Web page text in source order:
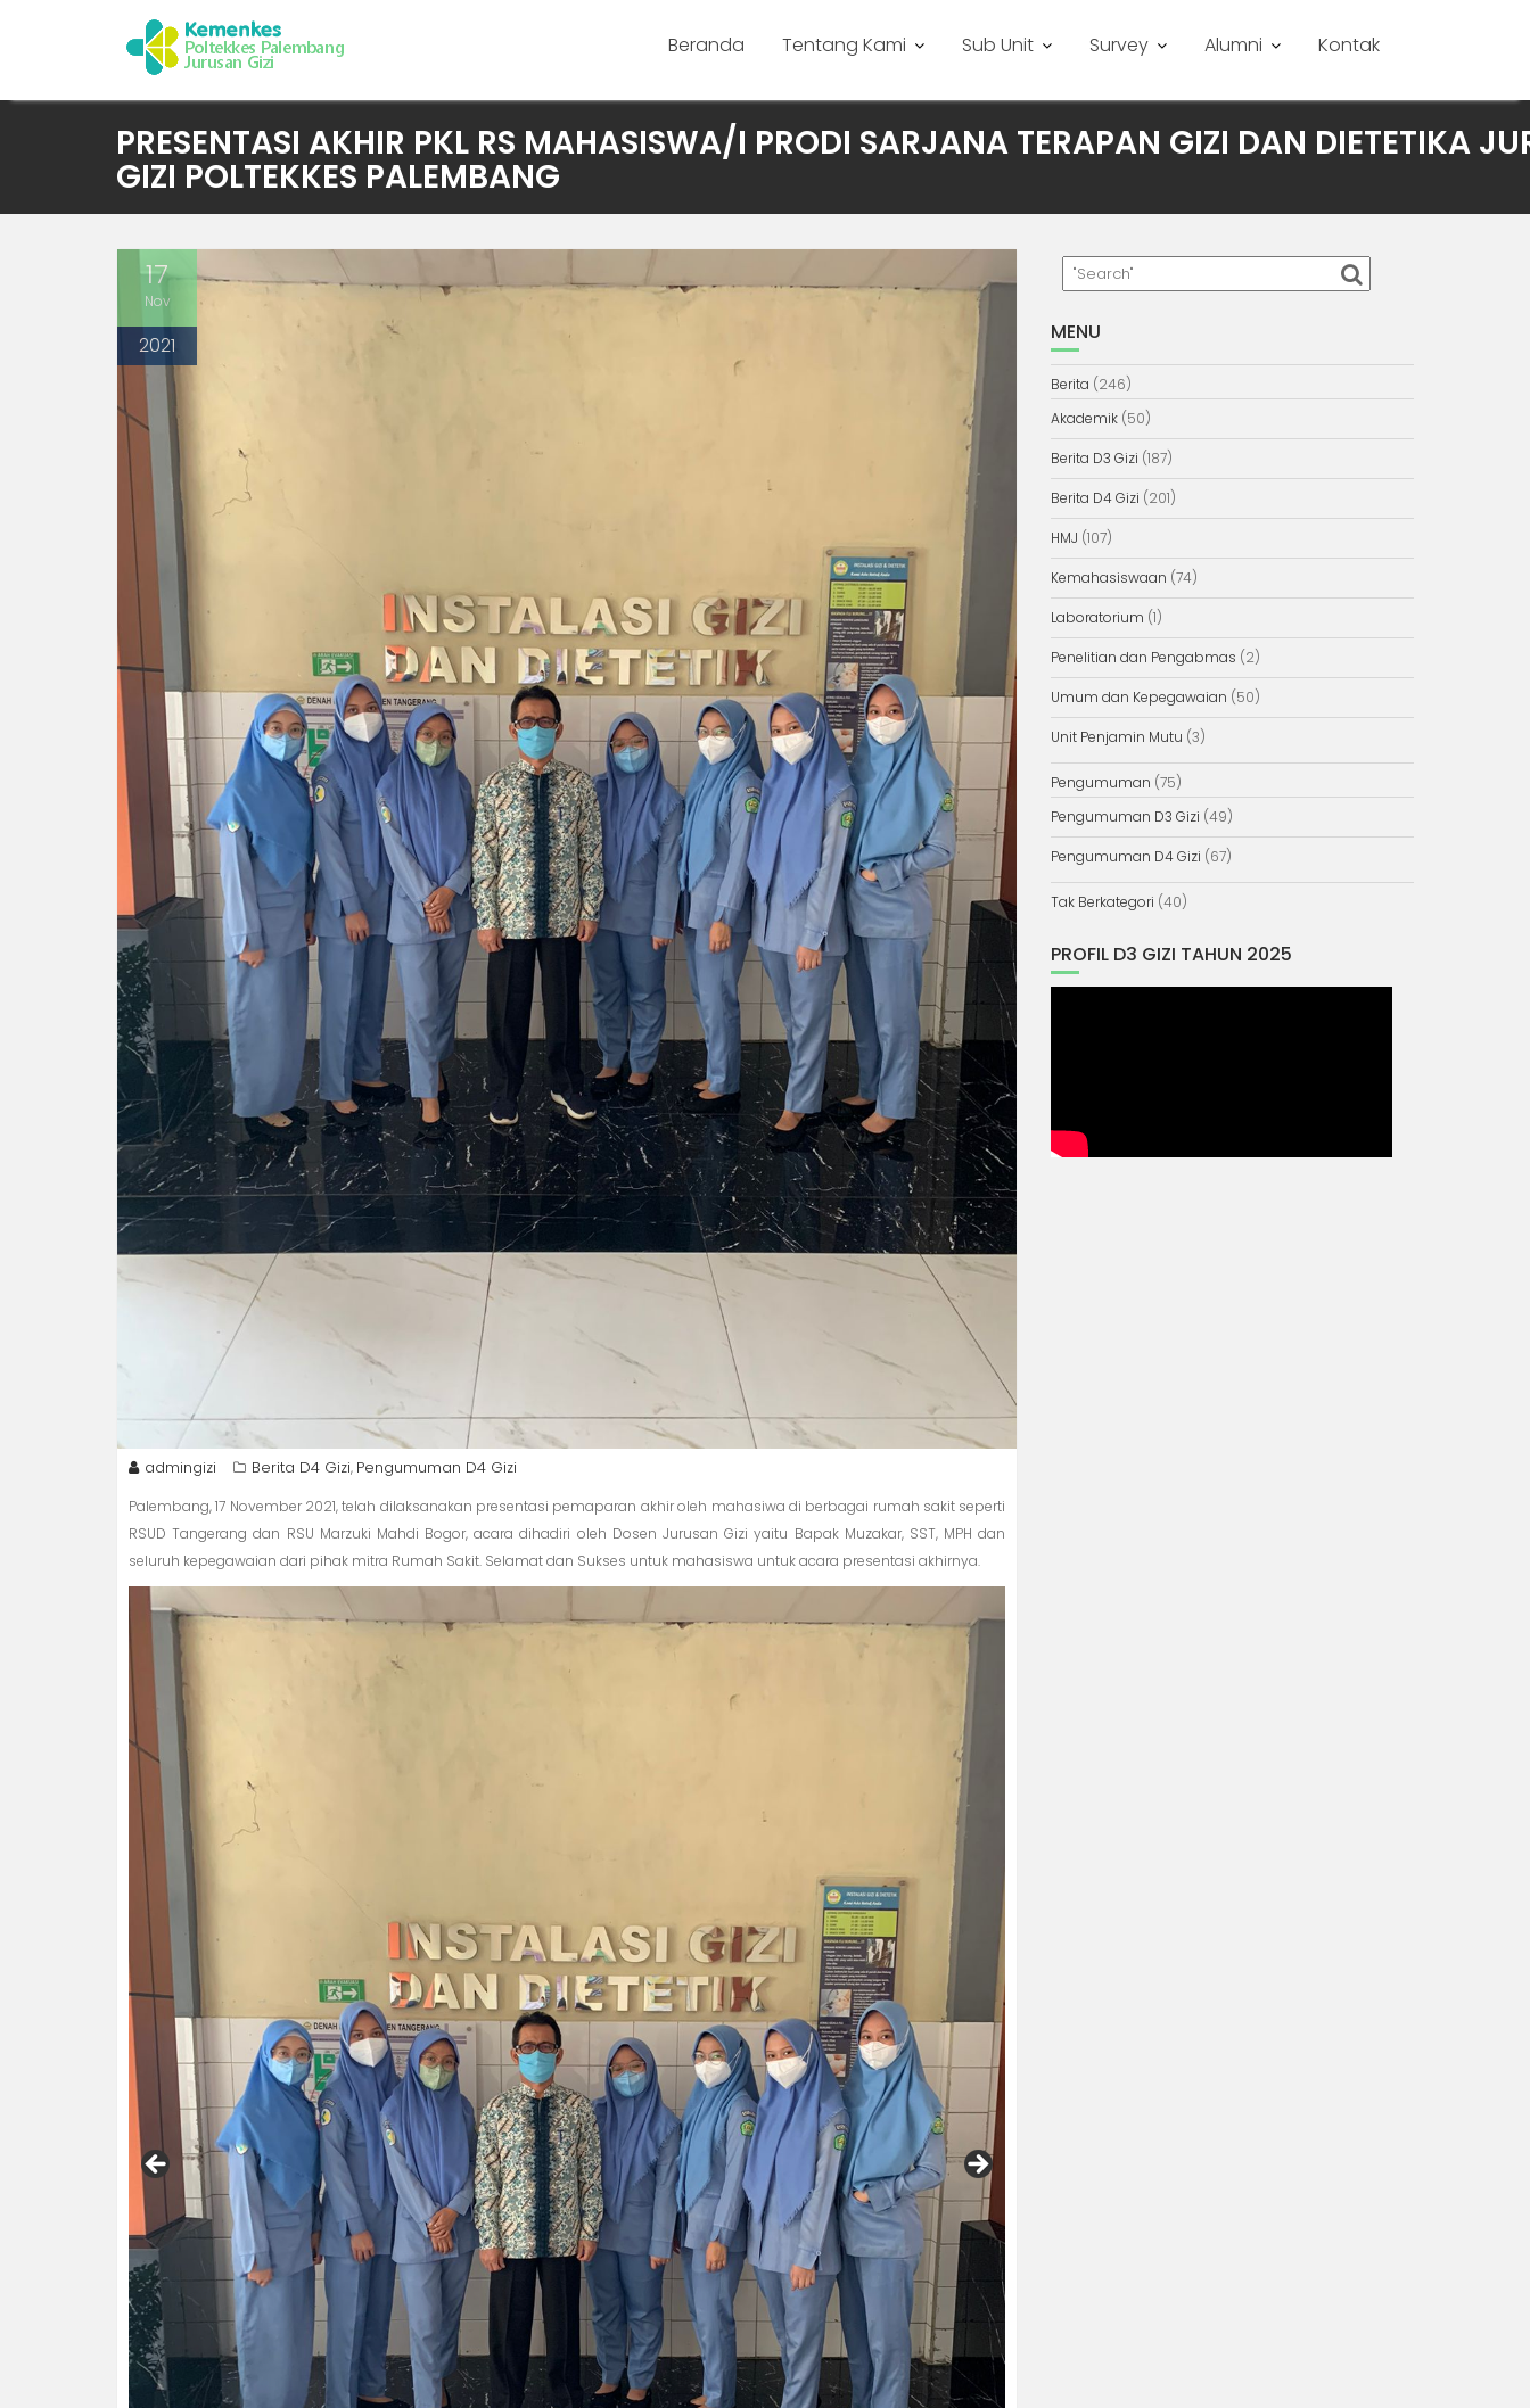
Beranda Tentang Kami Sub Unit Survey Alumni Kontak
PRESENTASI AKHIR PKL RS MAHASISWA/I PRODI SARJANA TERAPAN GIZI DAN DIETETIKA
GIZI POLTEKKES PALEMBANG
17
Nov
2021
admingizi Berita D4 Gizi, Pengumuman D4 Gizi
Palembang, 17 November 2021, telah dilaksanakan presentasi pemaparan akhir oleh mahasiwa di berbagai rumah sakit seperti
RSUD Tangerang dan RSU Marzuki Mahdi Bogor, acara dihadiri oleh Dosen Jurusan Gizi yaitu Bapak Muzakar, SST, MPH dan
seluruh kepegawaian dari pihak mitra Rumah Sakit. Selamat dan Sukses untuk mahasiswa untuk acara presentasi akhirnya.
MENU
Berita (246)
Akademik(50)
Berita D3 Gizi (187)
Berita D4 Gizi (201)
HMJ (107)
Kemahasiswaan (74)
Laboratorium (1)
Penelitian dan Pengabmas (2)
Umum dan Kepegawaian (50)
Unit Penjamin Mutu (3)
Pengumuman (75)
Pengumuman D3 Gizi (49)
Pengumuman D4 Gizi (67)
Tak Berkategori (40)
PROFIL D3 GIZI TAHUN 2025